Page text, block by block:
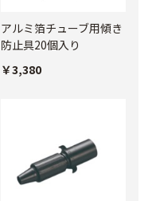
アルミ箔チューブ用傾き
防止具20個入り
￥3,380